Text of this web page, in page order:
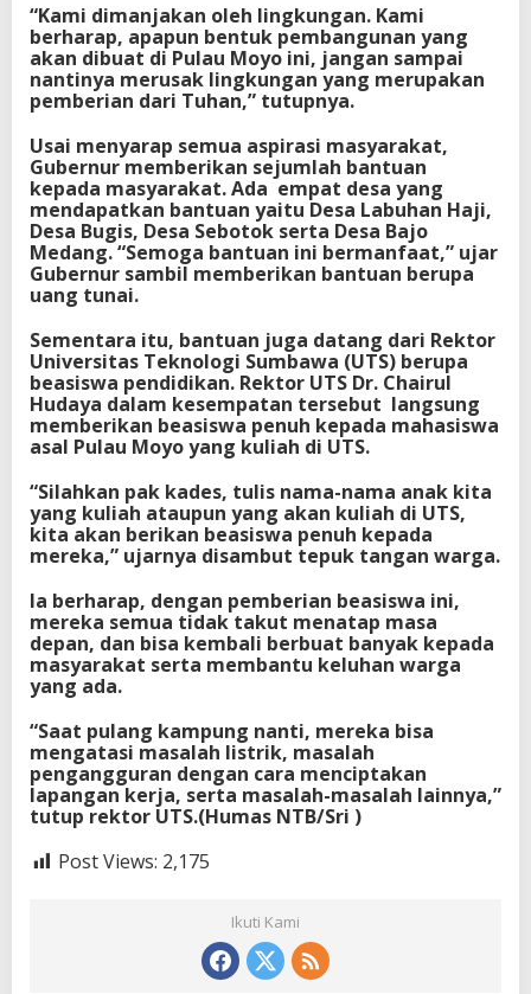
“Kami dimanjakan oleh lingkungan. Kami
berharap, apapun bentuk pembangunan yang
akan dibuat di Pulau Moyo ini, jangan sampai
nantinya merusak lingkungan yang merupakan
pemberian dari Tuhan,” tutupnya.
Usai menyarap semua aspirasi masyarakat,
Gubernur memberikan sejumlah bantuan
kepada masyarakat. Ada empat desa yang
mendapatkan bantuan yaitu Desa Labuhan Haji,
Desa Bugis, Desa Sebotok serta Desa Bajo
Medang. “Semoga bantuan ini bermanfaat,” ujar
Gubernur sambil memberikan bantuan berupa
uang tunai.
Sementara itu, bantuan juga datang dari Rektor
Universitas Teknologi Sumbawa (UTS) berupa
beasiswa pendidikan. Rektor UTS Dr. Chairul
Hudaya dalam kesempatan tersebut langsung
memberikan beasiswa penuh kepada mahasiswa
asal Pulau Moyo yang kuliah di UTS.
“Silahkan pak kades, tulis nama-nama anak kita
yang kuliah ataupun yang akan kuliah di UTS,
kita akan berikan beasiswa penuh kepada
mereka,” ujarnya disambut tepuk tangan warga.
Ia berharap, dengan pemberian beasiswa ini,
mereka semua tidak takut menatap masa
depan, dan bisa kembali berbuat banyak kepada
masyarakat serta membantu keluhan warga
yang ada.
“Saat pulang kampung nanti, mereka bisa
mengatasi masalah listrik, masalah
pengangguran dengan cara menciptakan
lapangan kerja, serta masalah-masalah lainnya,”
tutup rektor UTS.(Humas NTB/Sri )
Post Views: 2,175
Ikuti Kami